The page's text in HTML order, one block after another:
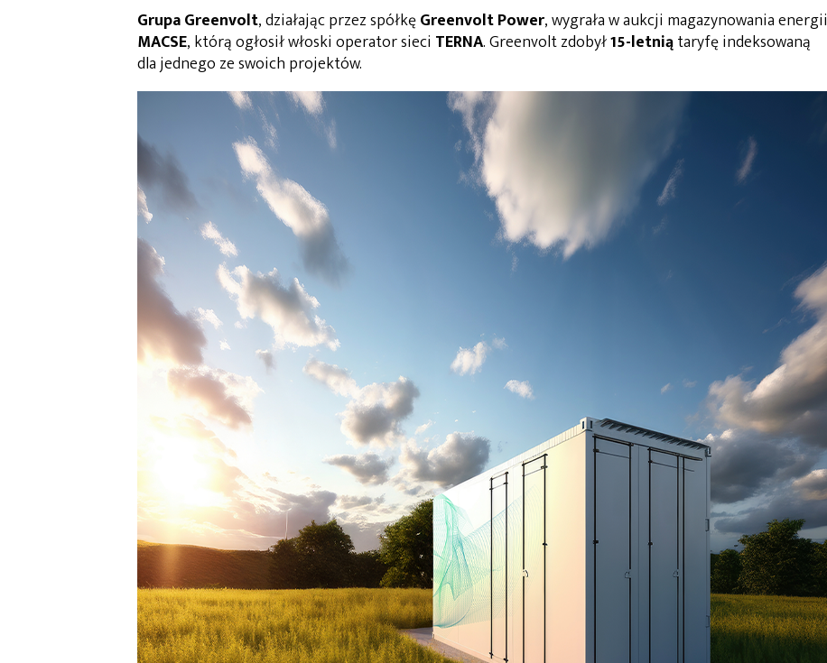
Grupa Greenvolt, działając przez spółkęGreenvolt Power, wygrała w aukcji magazynowania energii
MACSE, którą ogłosił włoski operator sieci TERNA. Greenvolt zdobył15-letniątaryfę indeksowaną
dla jednego ze swoich projektów.